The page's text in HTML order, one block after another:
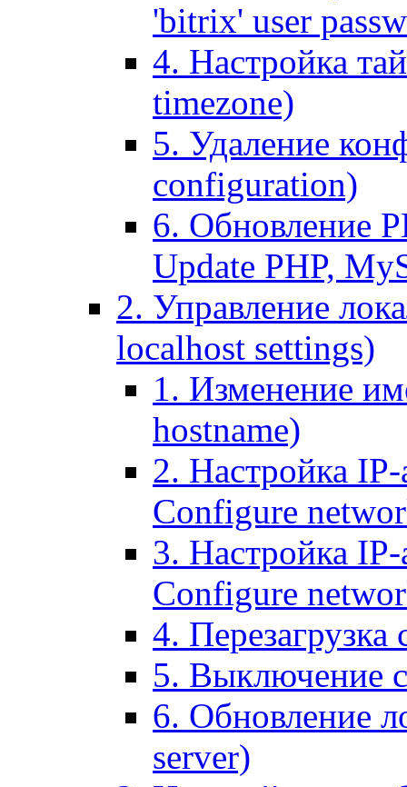
'bitrix' user
4. Настройка
timezone)
5. Удаление
configuration)
6. Обновление
Update PHP,
2. Управление
localhost settings)
1. Изменение
hostname)
2. Настройка IP-
Configure
3. Настройка
Configure
4. Перезагрузка
5. Выключение
6. Обновление
server)